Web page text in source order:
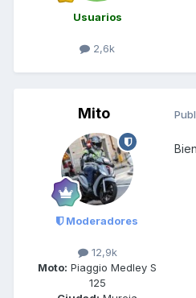
Usuarios
2,6k
Mito
Moderadores
12,9k
Moto: Piaggio Medley S
125